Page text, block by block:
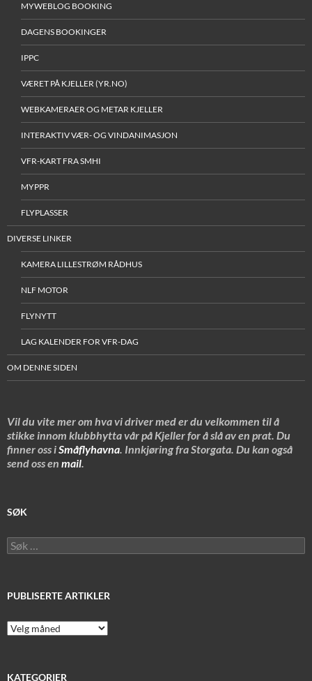
MYWEBLOG BOOKING
DAGENS BOOKINGER
IPPC
VÆRET PÅ KJELLER (YR.NO)
WEBKAMERAER OG METAR KJELLER
INTERAKTIV VÆR- OG VINDANIMASJON
VFR-KART FRA SMHI
MYPPR
FLYPLASSER
DIVERSE LINKER
KAMERA LILLESTRØM RÅDHUS
NLF MOTOR
FLYNYTT
LAG KALENDER FOR VFR-DAG
OM DENNE SIDEN
Vil du vite mer om hva vi driver med er du velkommen til å
stikke innom klubbhytta vår på Kjeller for å slå av en prat. Du
finner oss iSmåflyhavna. Innkjøring fra Storgata. Du kan også
send oss en mail.
SØK
Søk
etter:
PUBLISERTE ARTIKLER
Publiserte
artikler
KATEGORIER